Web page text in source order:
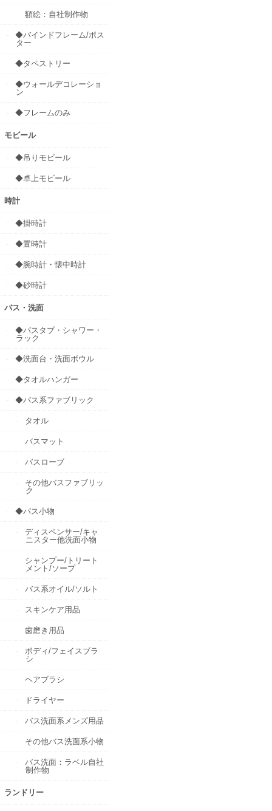
額絵：自社制作物
◆バインドフレーム/ポス
ター
◆タペストリー
◆ウォールデコレーショ
ン
◆フレームのみ
モビール
◆吊りモビール
◆卓上モビール
時計
◆掛時計
◆置時計
◆腕時計・懐中時計
◆砂時計
バス・洗面
◆バスタブ・シャワー・
ラック
◆洗面台・洗面ボウル
◆タオルハンガー
◆バス系ファブリック
タオル
バスマット
バスローブ
その他バスファブリッ
ク
◆バス小物
ディスペンサー/キャ
ニスター他洗面小物
シャンプー/トリート
メント/ソープ
バス系オイル/ソルト
スキンケア用品
歯磨き用品
ボディ/フェイスブラ
シ
ヘアブラシ
ドライヤー
バス洗面系メンズ用品
その他バス洗面系小物
バス洗面：ラベル自社
制作物
ランドリー